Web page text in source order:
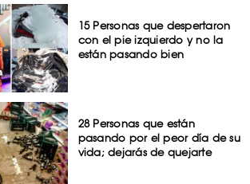
15 Personas que despertaron
con el pie izquierdo y no la
están pasando bien
28 Personas que están
pasando por el peor día de su
vida; dejarás de quejarte